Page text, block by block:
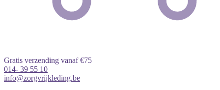
Gratis verzending vanaf €75
014- 39 55 10
info@zorgvrijkleding.be